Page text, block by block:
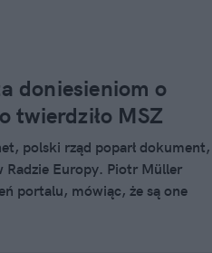
doniesieniom o
twierdziło MSZ
polski rząd poparł dokument,
Radzie Europy. Piotr Müller
portalu, mówiąc, że są one